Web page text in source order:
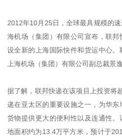
2012年10月25日，全球最具规模的
海机场（集团）有限公司宣布，联
设全新的上海国际快件和货运中心
上海机场（集团）有限公司副总裁景
据了解，联邦快递在该项目上投资将
递在亚太区的重要设施之一，为华
货物提供更大的便利性以及连通性
地面积约为13.4万平方米，预计于